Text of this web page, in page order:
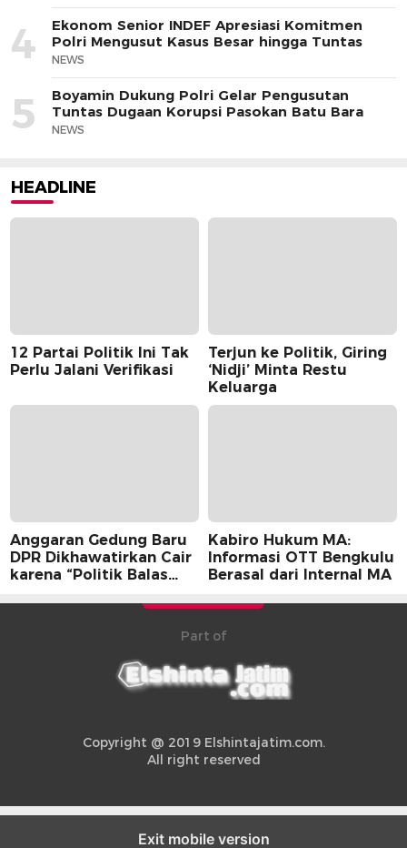
4
Ekonom Senior INDEF Apresiasi Komitmen
Polri Mengusut Kasus Besar hingga Tuntas
NEWS
5
Boyamin Dukung Polri Gelar Pengusutan
Tuntas Dugaan Korupsi Pasokan Batu Bara
NEWS
HEADLINE
12 Partai Politik Ini Tak
Perlu Jalani Verifikasi
Terjun ke Politik, Giring
‘Nidji’ Minta Restu
Keluarga
Anggaran Gedung Baru
DPR Dikhawatirkan Cair
karena “Politik Balas
Kabiro Hukum MA:
Informasi OTT Bengkulu
Berasal dari Internal MA
Part of
Copyright @ 2019 Elshintajatim.com.
All right reserved
Exit mobile version